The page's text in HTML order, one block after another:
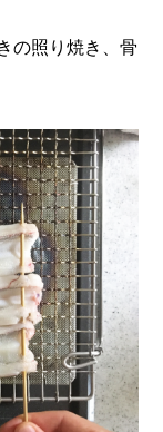
の照り焼き、骨